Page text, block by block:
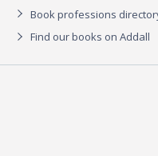
Book professions
Find our books on Addall